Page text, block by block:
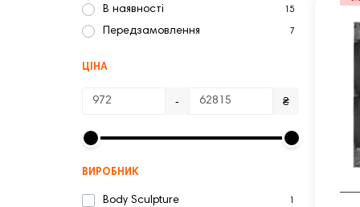
В наявності 15
Передзамовлення 7
ЦІНА
- ₴
ВИРОБНИК
Body Sculpture